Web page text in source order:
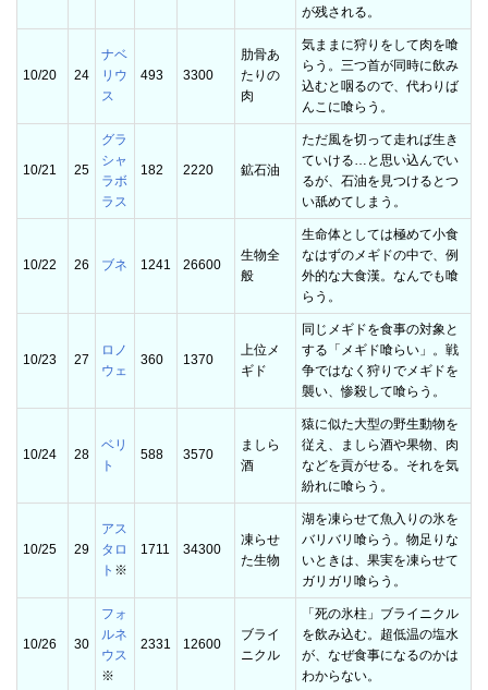
が残される。
10/20 24
ナベ
リウ
ス
493 3300
肋骨あ
たりの
肉
気ままに狩りをして肉を喰
らう。三つ首が同時に飲み
込むと咽るので、代わりば
んこに喰らう。
10/21 25
グラ
シャ
ラボ
ラス
182 2220 鉱石油
ただ風を切って走れば生き
ていける…と思い込んでい
るが、石油を見つけるとつ
い舐めてしまう。
10/22 26 ブネ 1241 26600
生物全
般
生命体としては極めて小食
なはずのメギドの中で、例
外的な大食漢。なんでも喰
らう。
10/23 27
ロノ
ウェ
360 1370
上位メ
ギド
同じメギドを食事の対象と
する「メギド喰らい」。戦
争ではなく狩りでメギドを
襲い、惨殺して喰らう。
10/24 28
ベリ
ト
588 3570
ましら
酒
猿に似た大型の野生動物を
従え、ましら酒や果物、肉
などを貢がせる。それを気
紛れに喰らう。
10/25 29
アス
タロ
ト ※
1711 34300
凍らせ
た生物
湖を凍らせて魚入りの氷を
バリバリ喰らう。物足りな
いときは、果実を凍らせて
ガリガリ喰らう。
10/26 30
フォ
ルネ
ウス
※
2331 12600
ブライ
ニクル
「死の氷柱」ブライニクル
を飲み込む。超低温の塩水
が、なぜ食事になるのかは
わからない。